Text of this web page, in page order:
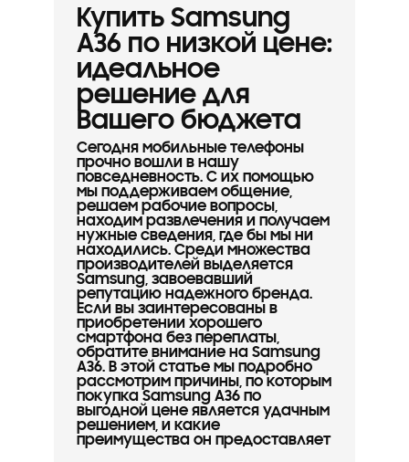
Купить Samsung
A36 по низкой цене:
идеальное
решение для
Вашего бюджета
Сегодня мобильные телефоны
прочно вошли в нашу
повседневность. С их помощью
мы поддерживаем общение,
решаем рабочие вопросы,
находим развлечения и получаем
нужные сведения, где бы мы ни
находились. Среди множества
производителей выделяется
Samsung, завоевавший
репутацию надежного бренда.
Если вы заинтересованы в
приобретении хорошего
смартфона без переплаты,
обратите внимание на Samsung
A36. В этой статье мы подробно
рассмотрим причины, по которым
покупка Samsung A36 по
выгодной цене является удачным
решением, и какие
преимущества он предоставляет